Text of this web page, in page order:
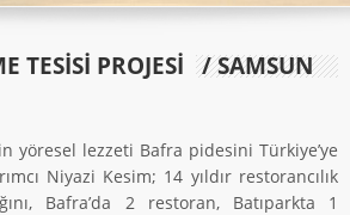
TESISI PROJESI / SAMSUN
yöresel lezzeti Bafra pidesini Türkiye’ye
Niyazi Kesim; 14 yıldır restorancılık
Bafra’da 2 restoran, Batıparkta 1